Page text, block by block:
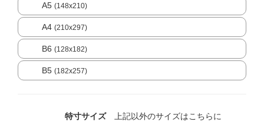
A5 (148x210)
A4 (210x297)
B6 (128x182)
B5 (182x257)
特寸サイズ上記以外のサイズはこちらに